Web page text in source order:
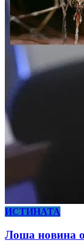
ИСТИНАТА
Лоша новина